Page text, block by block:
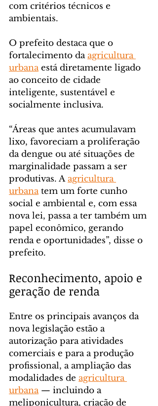
com critérios técnicos e
ambientais.
O prefeito destaca que o
fortalecimento da agricultura
urbana está diretamente ligado
ao conceito de cidade
inteligente, sustentável e
socialmente inclusiva.
“Áreas que antes acumulavam
lixo, favoreciam a proliferação
da dengue ou até situações de
marginalidade passam a ser
produtivas. A agricultura
urbana tem um forte cunho
social e ambiental e, com essa
nova lei, passa a ter também um
papel econômico, gerando
renda e oportunidades”, disse o
prefeito.
Reconhecimento, apoio e
geração de renda
Entre os principais avanços da
nova legislação estão a
autorização para atividades
comerciais e para a produção
profissional, a ampliação das
modalidades de agricultura
urbana — incluindo a
meliponicultura, criação de